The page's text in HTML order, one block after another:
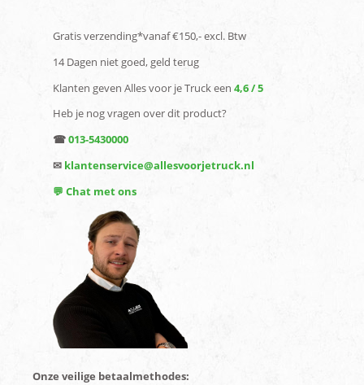
Gratis verzending*vanaf €150,- excl. Btw
14 Dagen niet goed, geld terug
Klanten geven Alles voor je Truck een 4,6 / 5
Heb je nog vragen over dit product?
☎013-5430000
✉ klantenservice@allesvoorjetruck.nl
💬 Chat met ons
Onze veilige betaalmethodes: